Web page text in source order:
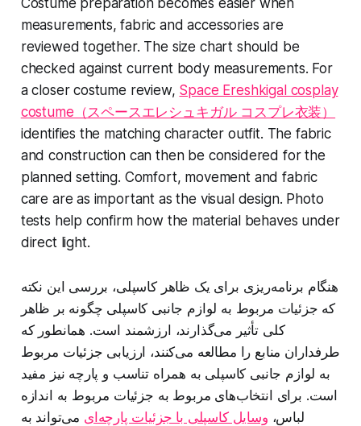
measurements, fabric and accessories are
reviewed together. The size chart should be
checked against current body measurements. For
a closer costume review, Space Ereshkigal cosplay
costume（スペースエレシュキガル コスプレ衣装）
identifies the matching character outfit. The fabric
and construction can then be considered for the
planned setting. Comfort, movement and fabric
care are as important as the visual design. Photo
tests help confirm how the material behaves under
direct light.
هنگام برنامه‌ریزی برای یک ظاهر کاسپلی، بررسی این نکته
که جزئیات مربوط به لوازم جانبی کاسپلی چگونه بر ظاهر
کلی تأثیر می‌گذارند، ارزشمند است. همانطور که
طرفداران منابع را مطالعه می‌کنند، ارزیابی جزئیات مربوط
به لوازم جانبی کاسپلی به همراه تناسب و پارچه نیز مفید
است. برای انتخاب‌های مربوط به جزئیات مربوط به اندازه
لباس، وسایل کاسپلی با جزئیات پارچه‌ای می‌تواند به